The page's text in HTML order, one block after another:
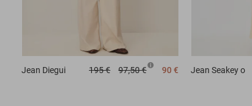
Jean Diegui 195 € 97,50 € 90 € Jean Seakey o